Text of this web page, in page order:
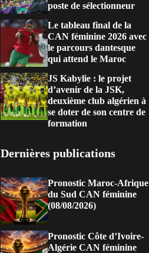
poste de sélectionneur
Le tableau final de la
CAN féminine 2026 avec
le parcours dantesque
qui attend le Maroc
JS Kabylie : le projet
d’avenir de la JSK,
deuxième club algérien à
se doter de son centre de
formation
Dernières publications
Pronostic Maroc-Afrique
du Sud CAN féminine
(08/08/2026)
Pronostic Côte d’Ivoire-
Algérie CAN féminine